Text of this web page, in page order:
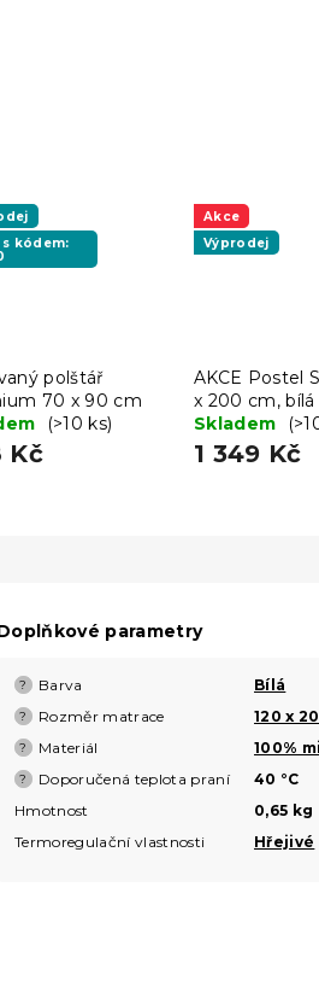
s kódem:
polštář
70 x 90 cm
(>10 ks)
Kč
Akce
Výprodej
AKCE Postel
x 200 cm,
Skladem
1 349 Kč
parametry
? Barva Bílá
? Rozměr matrace 120 x
? Materiál 100%
? Doporučená teplota praní
40 °C
Hmotnost
0,65 kg
Termoregulační vlastnosti
Hřejivé